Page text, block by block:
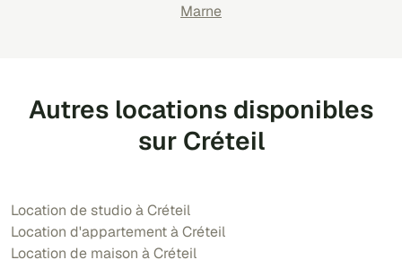
Marne
Autres locations disponibles
sur Créteil
Location de studio à Créteil
Location d'appartement à Créteil
Location de maison à Créteil